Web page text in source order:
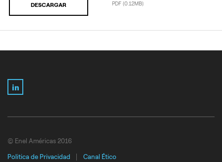
PDF (0.12MB)
DESCARGAR
LinkedIn
© Enel Américas 2016
Politica de Privacidad Canal Ético